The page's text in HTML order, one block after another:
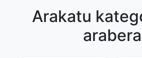
Arakatu
arabera